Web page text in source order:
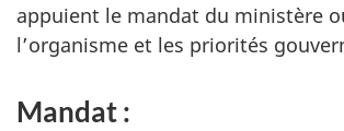
appuient le mandat du ministère
l’organisme et les priorités
Mandat :